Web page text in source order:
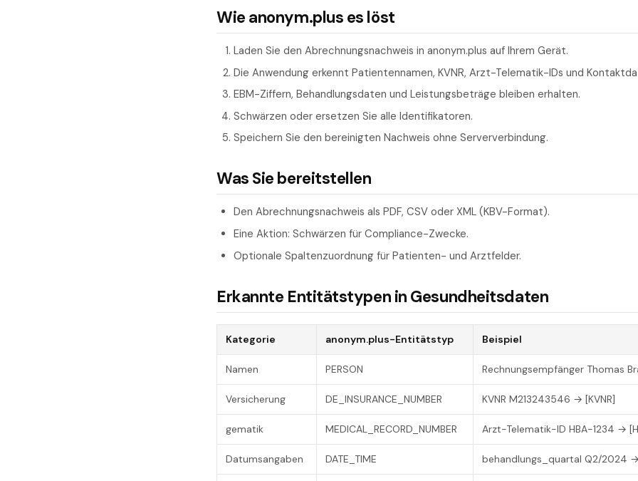
Wie anonym.plus es löst
Laden Sie den Abrechnungsnachweis in anonym.plus auf Ihrem Gerät.
Die Anwendung erkennt Patientennamen, KVNR, Arzt-Telematik-IDs und
EBM-Ziffern, Behandlungsdaten und Leistungsbeträge bleiben erhalten.
Schwärzen oder ersetzen Sie alle Identifikatoren.
Speichern Sie den bereinigten Nachweis ohne Serververbindung.
Was Sie bereitstellen
Den Abrechnungsnachweis als PDF, CSV oder XML (KBV-Format).
Eine Aktion: Schwärzen für Compliance-Zwecke.
Optionale Spaltenzuordnung für Patienten- und Arztfelder.
Erkannte Entitätstypen in Gesundheitsdaten
Kategorie anonym.plus-Entitätstyp Beispiel
Namen PERSON Rechnungsempfänger Thomas
Versicherung DE_INSURANCE_NUMBER KVNR M213243546 → [KVNR]
gematik MEDICAL_RECORD_NUMBER Arzt-Telematik-ID HBA-1234 →
Datumsangaben DATE_TIME behandlungs_quartal Q2/2024 →